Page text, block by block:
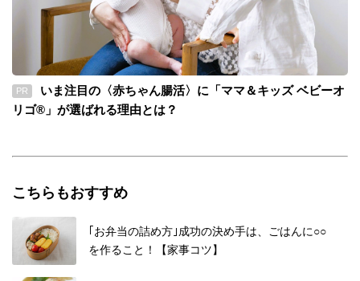
PR
いま注目の〈赤ちゃん腸活〉に「ママ＆キッズ ベビーオ
リゴ®」が選ばれる理由とは？
こちらもおすすめ
｢お弁当の詰め方｣成功の決め手は、ごはんに○○
を作ること！【家事コツ】